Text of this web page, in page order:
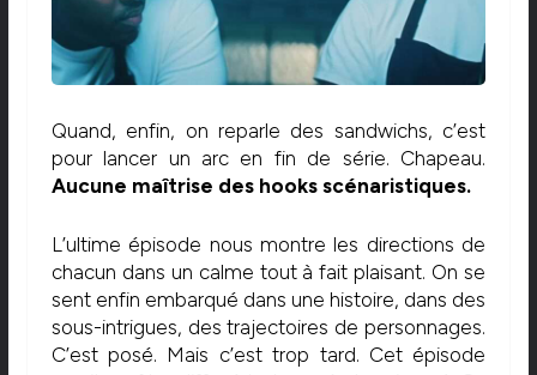
Quand, enfin, on reparle des sandwichs, c’est
pour lancer un arc en fin de série. Chapeau.
Aucune maîtrise des hooks scénaristiques.
L’ultime épisode nous montre les directions de
chacun dans un calme tout à fait plaisant. On se
sent enfin embarqué dans une histoire, dans des
sous-intrigues, des trajectoires de personnages.
C’est posé. Mais c’est trop tard. Cet épisode